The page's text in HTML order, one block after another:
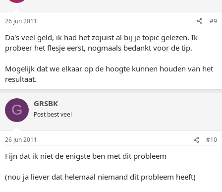
26 jun 2011 #9
Da's veel geld, ik had het zojuist al bij je topic gelezen. Ik
probeer het flesje eerst, nogmaals bedankt voor de tip.
Mogelijk dat we elkaar op de hoogte kunnen houden van het
resultaat.
G GRSBK
Post best veel
26 jun 2011 #10
Fijn dat ik niet de enigste ben met dit probleem
(nou ja liever dat helemaal niemand dit probleem heeft)